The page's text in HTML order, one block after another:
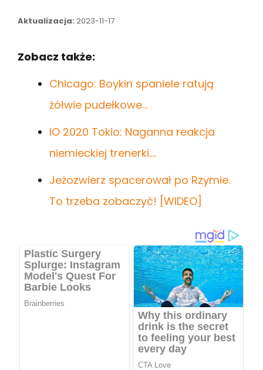
Aktualizacja: 2023-11-17
Zobacz także:
Chicago: Boykin spaniele ratują
żółwie pudełkowe…
IO 2020 Tokio: Naganna reakcja
niemieckiej trenerki.…
Jeżozwierz spacerował po Rzymie.
To trzeba zobaczyć! [WIDEO]